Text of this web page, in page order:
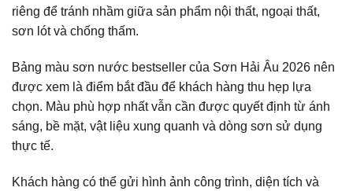
riêng để tránh nhầm giữa sản phẩm nội thất, ngoại thất,
sơn lót và chống thấm.
Bảng màu sơn nước bestseller của Sơn Hải Âu 2026 nên
được xem là điểm bắt đầu để khách hàng thu hẹp lựa
chọn. Màu phù hợp nhất vẫn cần được quyết định từ ánh
sáng, bề mặt, vật liệu xung quanh và dòng sơn sử dụng
thực tế.
Khách hàng có thể gửi hình ảnh công trình, diện tích và